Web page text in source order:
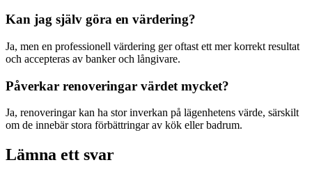
Kan jag själv göra en värdering?
Ja, men en professionell värdering ger oftast ett mer korrekt resultat
och accepteras av banker och långivare.
Påverkar renoveringar värdet mycket?
Ja, renoveringar kan ha stor inverkan på lägenhetens värde, särskilt
om de innebär stora förbättringar av kök eller badrum.
Lämna ett svar